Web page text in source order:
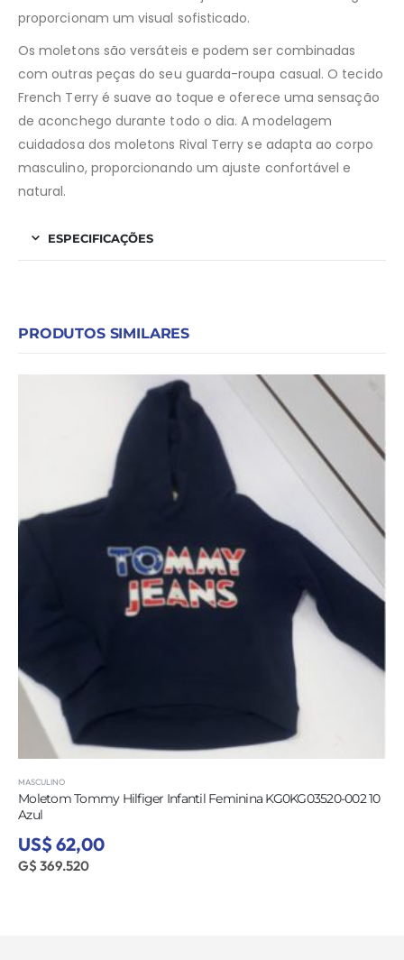
proporcionam um visual sofisticado.
Os moletons são versáteis e podem ser combinadas
com outras peças do seu guarda-roupa casual. O tecido
French Terry é suave ao toque e oferece uma sensação
de aconchego durante todo o dia. A modelagem
cuidadosa dos moletons Rival Terry se adapta ao corpo
masculino, proporcionando um ajuste confortável e
natural.
ESPECIFICAÇÕES
PRODUTOS SIMILARES
MASCULINO
Moletom Tommy Hilfiger Infantil Feminina KG0KG03520-002 10
Azul
US$ 62,00
G$ 369.520